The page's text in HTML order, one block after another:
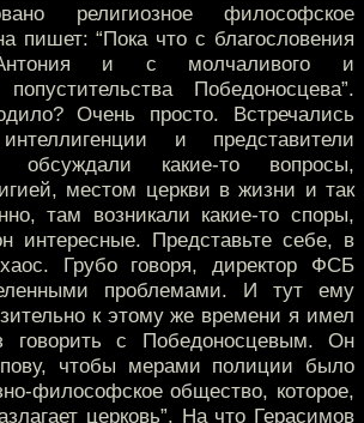
религиозное философское
пишет: “Пока что с благословения
Антония и с молчаливого и
Победоносцева”.
Очень просто. Встречались
и представители
обсуждали какие-то вопросы,
местом церкви в жизни и так
там возникали какие-то споры,
интересные. Представьте себе, в
Грубо говоря, директор ФСБ
проблемами. И тут ему
к этому же времени я имел
говорить с Победоносцевым. Он
чтобы мерами полиции было
философское общество, которое,
церковь”. На что Герасимов